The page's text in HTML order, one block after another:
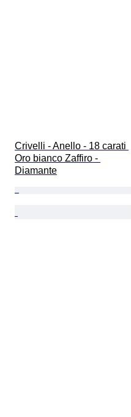
Crivelli - Anello - 18 carati
Oro bianco Zaffiro -
Diamante